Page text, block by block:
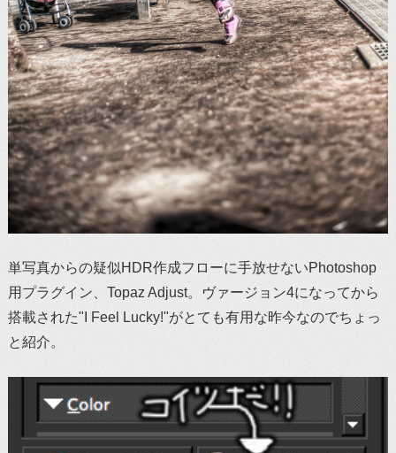
単写真からの疑似HDR作成フローに手放せないPhotoshop
用プラグイン、Topaz Adjust。ヴァージョン4になってから
搭載された"I Feel Lucky!"がとても有用な昨今なのでちょっ
と紹介。